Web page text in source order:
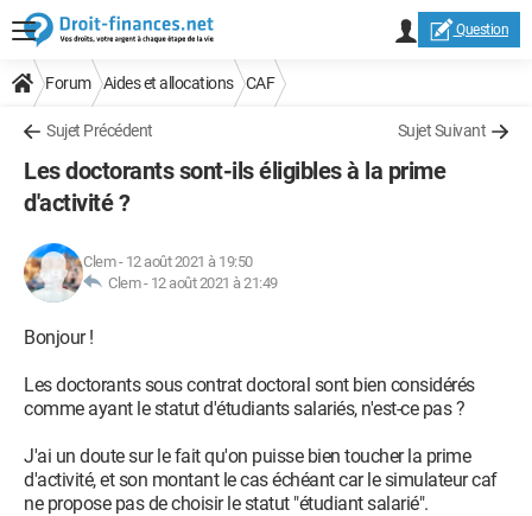
Question
Forum Aides et allocations CAF
Sujet Précédent Sujet Suivant
Les doctorants sont-ils éligibles à la prime
d'activité ?
Clem- 12 août 2021 à 19:50
Clem - 12 août 2021 à 21:49
Bonjour !
Les doctorants sous contrat doctoral sont bien considérés
comme ayant le statut d'étudiants salariés, n'est-ce pas ?
J'ai un doute sur le fait qu'on puisse bien toucher la prime
d'activité, et son montant le cas échéant car le simulateur caf
ne propose pas de choisir le statut "étudiant salarié".